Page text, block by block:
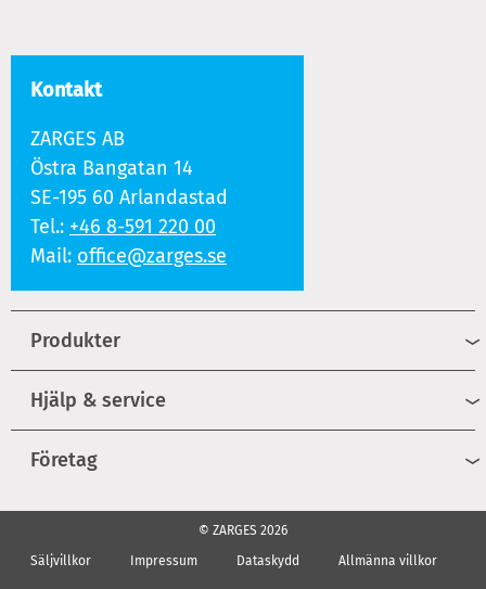
Kontakt
ZARGES AB
Östra Bangatan 14
SE-195 60 Arlandastad
Tel.: +46 8-591 220 00
Mail: office@zarges.se
Produkter
Hjälp & service
Företag
© ZARGES 2026
Säljvillkor
Impressum Dataskydd Allmänna villkor